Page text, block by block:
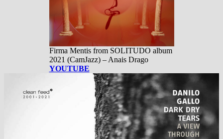
Firma Mentis from SOLITUDO album
2021 (CamJazz) – Anais Drago
YOUTUBE